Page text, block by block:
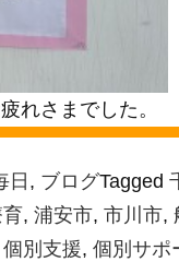
れさまでした。
日 , ブログTagged
, 浦安市, 市川市,
個別支援, 個別サポ